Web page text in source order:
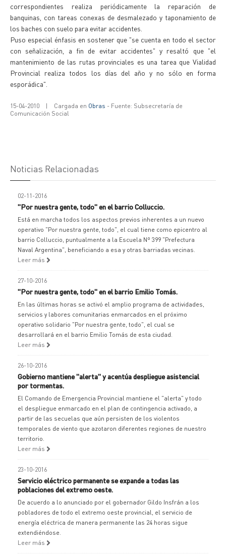
correspondientes realiza periódicamente la reparación de
banquinas, con tareas conexas de desmalezado y taponamiento de
los baches con suelo para evitar accidentes.
Puso especial énfasis en sostener que "se cuenta en todo el sector
con señalización, a fin de evitar accidentes" y resaltó que "el
mantenimiento de las rutas provinciales es una tarea que Vialidad
Provincial realiza todos los días del año y no sólo en forma
esporádica".
15-04-2010 | Cargada en Obras - Fuente: Subsecretaría de
Comunicación Social
Noticias Relacionadas
02-11-2016
"Por nuestra gente, todo" en el barrio Colluccio.
Está en marcha todos los aspectos previos inherentes a un nuevo
operativo "Por nuestra gente, todo", el cual tiene como epicentro al
barrio Colluccio, puntualmente a la Escuela Nº 399 "Prefectura
Naval Argentina", beneficiando a esa y otras barriadas vecinas.
Leer más
27-10-2016
"Por nuestra gente, todo" en el barrio Emilio Tomás.
En las últimas horas se activó el amplio programa de actividades,
servicios y labores comunitarias enmarcados en el próximo
operativo solidario "Por nuestra gente, todo", el cual se
desarrollará en el barrio Emilio Tomás de esta ciudad.
Leer más
26-10-2016
Gobierno mantiene "alerta" y acentúa despliegue asistencial
por tormentas.
El Comando de Emergencia Provincial mantiene el "alerta" y todo
el despliegue enmarcado en el plan de contingencia activado, a
partir de las secuelas que aún persisten de los violentos
temporales de viento que azotaron diferentes regiones de nuestro
territorio.
Leer más
23-10-2016
Servicio eléctrico permanente se expande a todas las
poblaciones del extremo oeste.
De acuerdo a lo anunciado por el gobernador Gildo Insfrán a los
pobladores de todo el extremo oeste provincial, el servicio de
energía eléctrica de manera permanente las 24 horas sigue
extendiéndose.
Leer más